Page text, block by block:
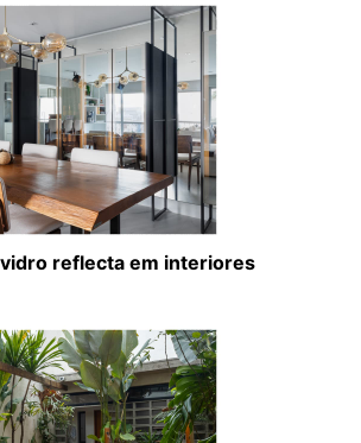
reflecta em interiores